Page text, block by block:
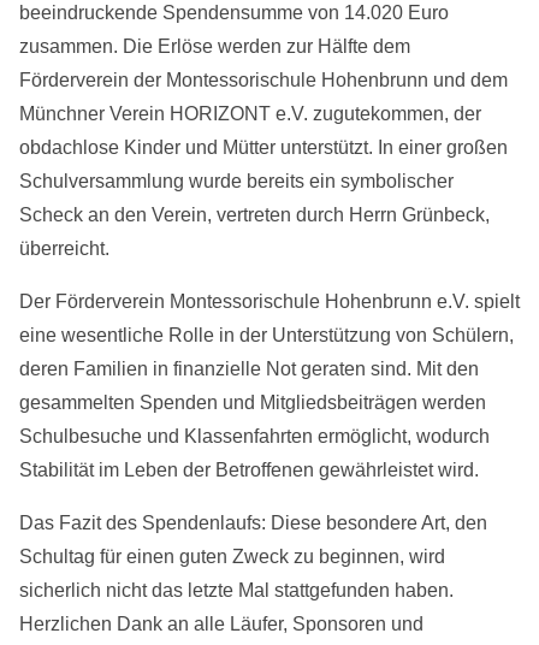
beeindruckende Spendensumme von 14.020 Euro
zusammen. Die Erlöse werden zur Hälfte dem
Förderverein der Montessorischule Hohenbrunn und dem
Münchner Verein HORIZONT e.V. zugutekommen, der
obdachlose Kinder und Mütter unterstützt. In einer großen
Schulversammlung wurde bereits ein symbolischer
Scheck an den Verein, vertreten durch Herrn Grünbeck,
überreicht.
Der Förderverein Montessorischule Hohenbrunn e.V. spielt
eine wesentliche Rolle in der Unterstützung von Schülern,
deren Familien in finanzielle Not geraten sind. Mit den
gesammelten Spenden und Mitgliedsbeiträgen werden
Schulbesuche und Klassenfahrten ermöglicht, wodurch
Stabilität im Leben der Betroffenen gewährleistet wird.
Das Fazit des Spendenlaufs: Diese besondere Art, den
Schultag für einen guten Zweck zu beginnen, wird
sicherlich nicht das letzte Mal stattgefunden haben.
Herzlichen Dank an alle Läufer, Sponsoren und